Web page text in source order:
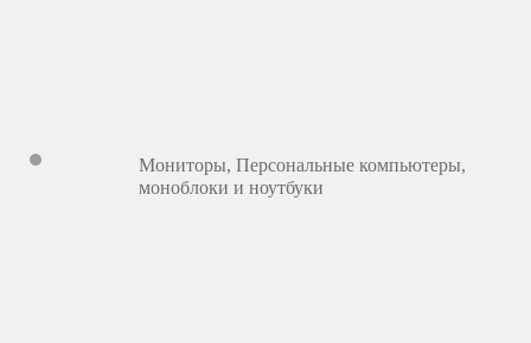
Мониторы, Персональные компьютеры,
моноблоки и ноутбуки